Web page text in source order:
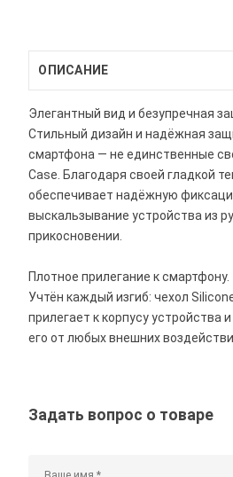
ОПИСАНИЕ
Элегантный вид и безупречная
Стильный дизайн и надёжная
смартфона — не единственные
Case. Благодаря своей гладкой
обеспечивает надёжную
выскальзывание устройства из
прикосновении.
Плотное прилегание к смартфону.
Учтён каждый изгиб: чехол
прилегает к корпусу
его от любых внешних
Задать вопрос о товаре